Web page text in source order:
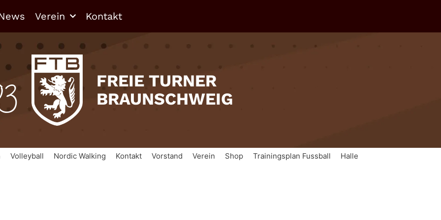
Verein Kontakt
FREIE TURNER
BRAUNSCHWEIG
Volleyball Nordic Walking Kontakt Vorstand Verein Shop Trainingsplan Fussball Halle